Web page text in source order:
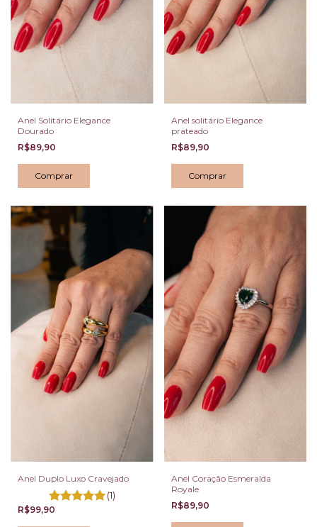
Anel Solitário Elegance
Dourado
R$89,90
Comprar
Anel solitário Elegance
prateado
R$89,90
Comprar
Anel Duplo Luxo Cravejado
(1)
R$99,90
Anel Coração Esmeralda
Royale
R$89,90